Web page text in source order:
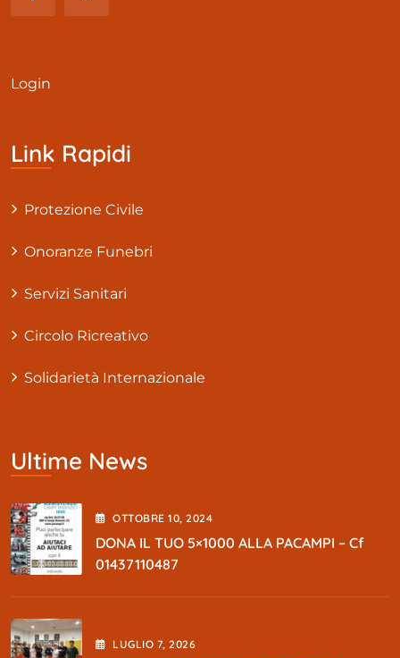
Login
Link Rapidi
Protezione Civile
Onoranze Funebri
Servizi Sanitari
Circolo Ricreativo
Solidarietà Internazionale
Ultime News
OTTOBRE10 , 2024
DONA IL TUO 5×1000 ALLA PACAMPI – Cf
01437110487
LUGLIO 7 , 2026